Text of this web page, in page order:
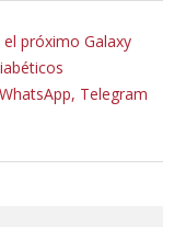
próximo Galaxy
Telegram